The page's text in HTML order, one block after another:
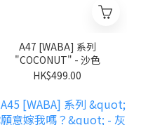
A47 [WABA] 系列
"COCONUT" - 沙色
HK$499.00